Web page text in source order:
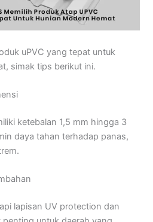
uPVC yang tepat untuk
simak tips berikut ini.
ketebalan 1,5 mm hingga 3
daya tahan terhadap panas,
lapisan UV protection dan